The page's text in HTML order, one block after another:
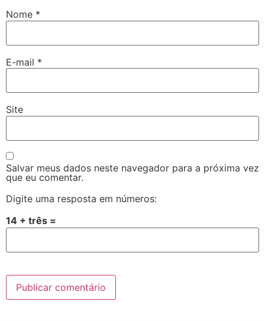
Nome *
E-mail *
Site
Salvar meus dados neste navegador para a próxima vez
que eu comentar.
Digite uma resposta em números:
14 + três =